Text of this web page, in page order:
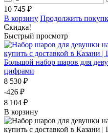
10 745 ₽
В корзину Продолжить
Скидка!
Быстрый просмотр
Большой набор шаров для
цифрами
8 530 ₽
-426 ₽
8 104 ₽
В корзину